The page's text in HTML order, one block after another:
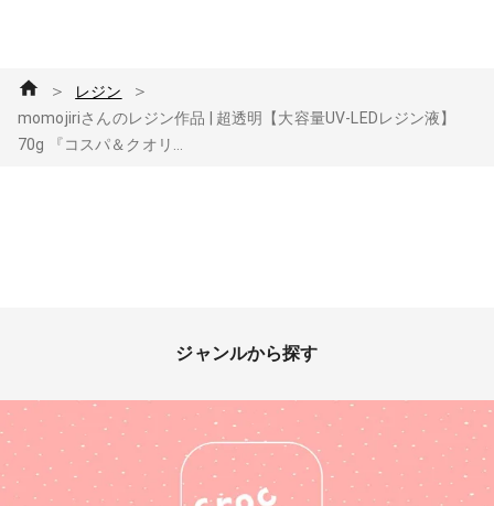
＞ レジン ＞
momojiriさんのレジン作品 | 超透明【大容量UV-LEDレジン液】
70g 『コスパ＆クオリ...
ジャンルから探す